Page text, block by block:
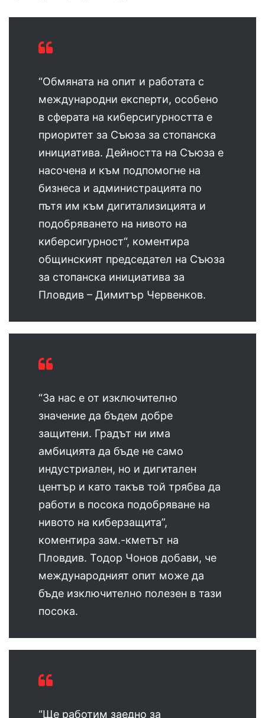
“Обмяната на опит и работата с
международни експерти, особено
в сферата на киберсигурността е
приоритет за Съюза за стопанска
инициатива. Дейността на Съюза е
насочена и към подпомогне на
бизнеса и администрацията по
пътя им към дигитализицията и
подобряването на нивото на
киберсигурност“, коментира
общинският председател на Съюза
за стопанска инициатива за
Пловдив – Димитър Червенков.
“За нас е от изключително
значение да бъдем добре
защитени. Градът ни има
амбицията да бъде не само
индустриален, но и дигитален
център и като такъв той трябва да
работи в посока подобряване на
нивото на киберзащита”,
коментира зам.-кметът на
Пловдив. Тодор Чонов добави, че
международният опит може да
бъде изключително полезен в тази
посока.
“Ще работим заедно за